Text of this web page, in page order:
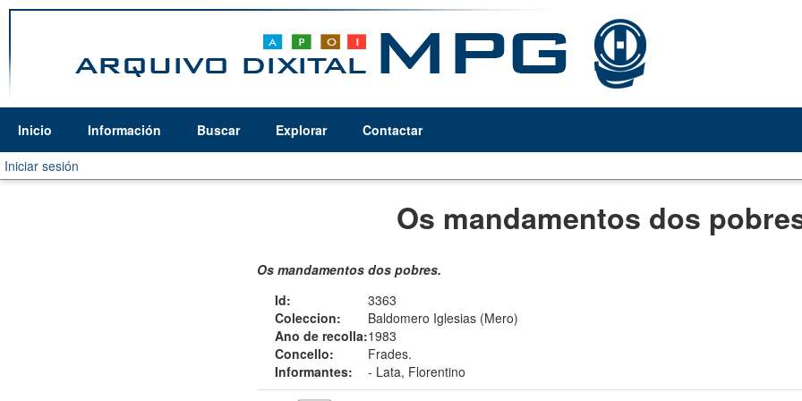
Inicio Información Buscar Explorar
Contactar
Iniciar sesión
Os mandamentos dos
Os mandamentos dos pobres.
Id:
3363
Coleccion:
Baldomero Iglesias (Mero)
Ano de recolla:1983
Concello:
Frades.
Informantes:
- Lata, Florentino